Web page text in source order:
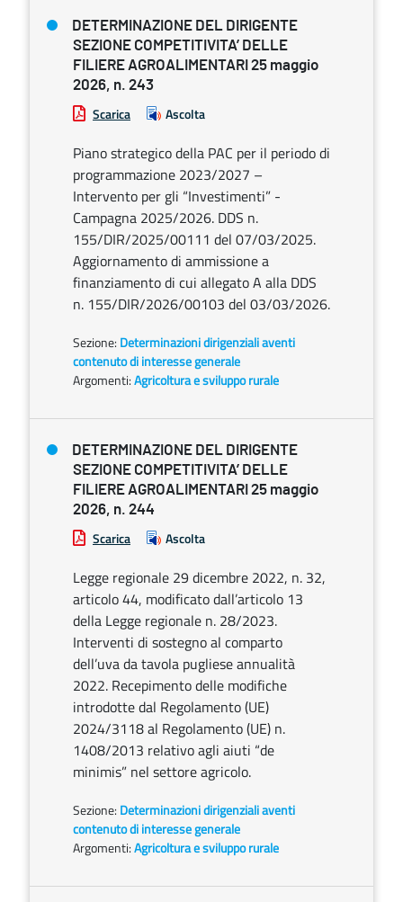
DETERMINAZIONE DEL DIRIGENTE
SEZIONE COMPETITIVITA’ DELLE
FILIERE AGROALIMENTARI 25 maggio
2026, n. 243
Scarica Ascolta
Piano strategico della PAC per il periodo di
programmazione 2023/2027 –
Intervento per gli “Investimenti” -
Campagna 2025/2026. DDS n.
155/DIR/2025/00111 del 07/03/2025.
Aggiornamento di ammissione a
finanziamento di cui allegato A alla DDS
n. 155/DIR/2026/00103 del 03/03/2026.
Sezione: Determinazioni dirigenziali aventi
contenuto di interesse generale
Argomenti:Agricoltura e sviluppo rurale
DETERMINAZIONE DEL DIRIGENTE
SEZIONE COMPETITIVITA’ DELLE
FILIERE AGROALIMENTARI 25 maggio
2026, n. 244
Scarica Ascolta
Legge regionale 29 dicembre 2022, n. 32,
articolo 44, modificato dall’articolo 13
della Legge regionale n. 28/2023.
Interventi di sostegno al comparto
dell’uva da tavola pugliese annualità
2022. Recepimento delle modifiche
introdotte dal Regolamento (UE)
2024/3118 al Regolamento (UE) n.
1408/2013 relativo agli aiuti “de
minimis” nel settore agricolo.
Sezione: Determinazioni dirigenziali aventi
contenuto di interesse generale
Argomenti:Agricoltura e sviluppo rurale